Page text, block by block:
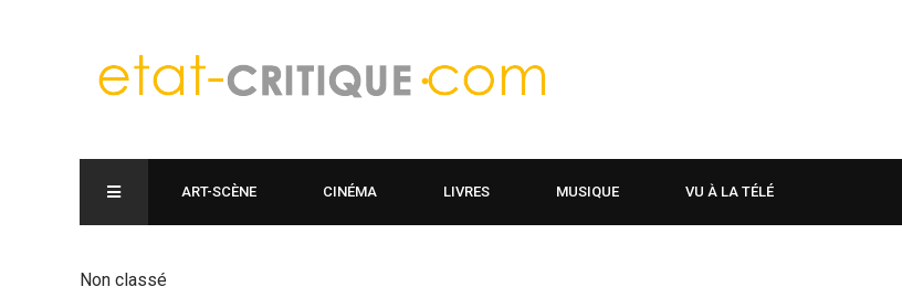
ART-SCÈNE CINÉMA LIVRES MUSIQUE VU À LA TÉLÉ
Non classé